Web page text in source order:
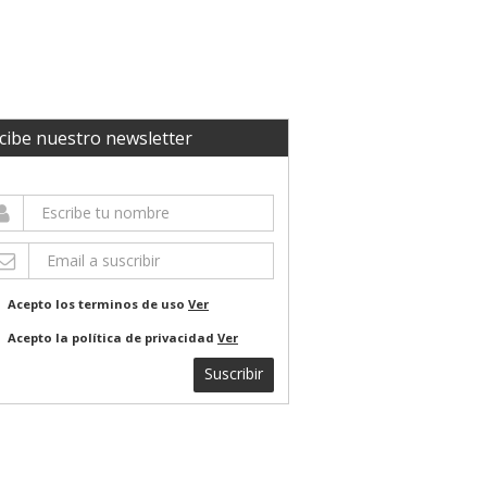
nuestro newsletter
Acepto los terminos de uso Ver
Acepto la política de privacidad Ver
Suscribir